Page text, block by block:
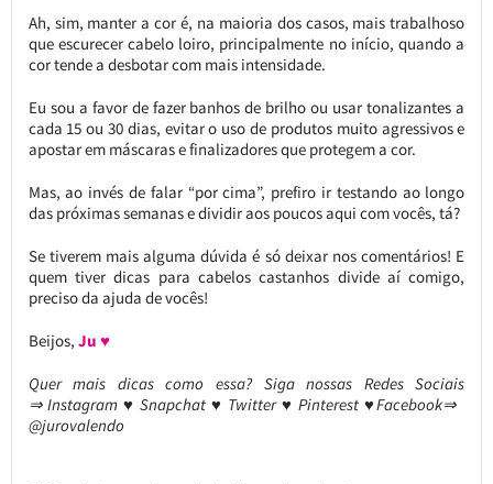
Ah, sim, manter a cor é, na maioria dos casos, mais trabalhoso
que escurecer cabelo loiro, principalmente no início, quando a
cor tende a desbotar com mais intensidade.
Eu sou a favor de fazer banhos de brilho ou usar tonalizantes a
cada 15 ou 30 dias, evitar o uso de produtos muito agressivos e
apostar em máscaras e finalizadores que protegem a cor.
Mas, ao invés de falar “por cima”, prefiro ir testando ao longo
das próximas semanas e dividir aos poucos aqui com vocês, tá?
Se tiverem mais alguma dúvida é só deixar nos comentários! E
quem tiver dicas para cabelos castanhos divide aí comigo,
preciso da ajuda de vocês!
Beijos, Ju ♥
Quer mais dicas como essa? Siga nossas Redes Sociais
⇒ Instagram ♥ Snapchat ♥ Twitter ♥ Pinterest ♥Facebook⇒
@jurovalendo